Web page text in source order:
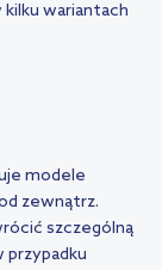
wariantach
modele
zewnątrz.
szczególną
przypadku